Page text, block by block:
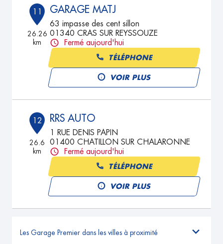
11
26.26
km
GARAGE MATJ
63 impasse des cent sillon
01340 CRAS SUR REYSSOUZE
Fermé aujourd'hui
TÉLÉPHONE
VOIR PLUS
12
26.6
km
RRS AUTO
1 RUE DENIS PAPIN
01400 CHATILLON SUR CHALARONNE
Fermé aujourd'hui
TÉLÉPHONE
VOIR PLUS
Les Garage Premier dans les villes à proximité